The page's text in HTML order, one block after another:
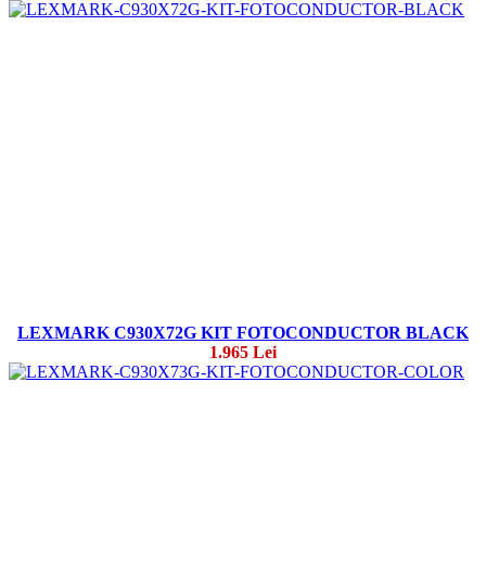
LEXMARK C930X72G KIT FOTOCONDUCTOR BLACK
1.965 Lei